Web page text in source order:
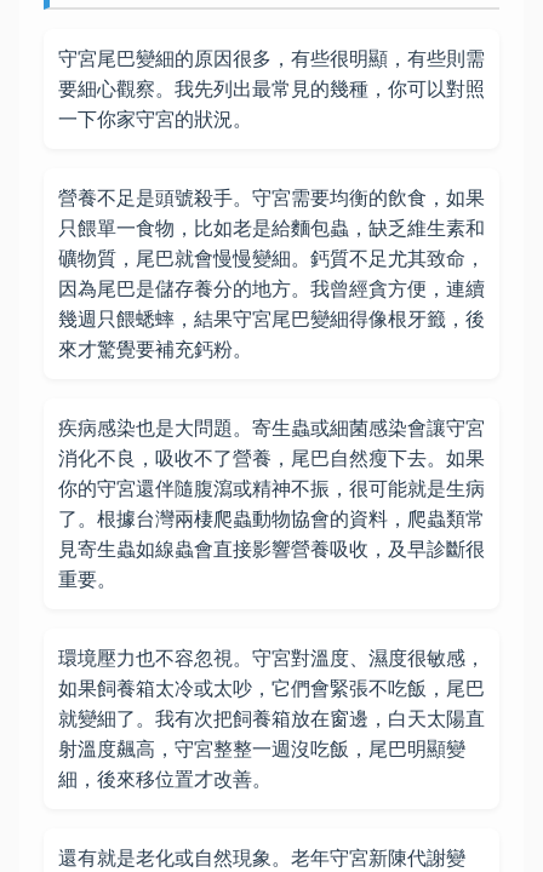
守宮尾巴變細的原因很多，有些很明顯，有些則需
要細心觀察。我先列出最常見的幾種，你可以對照
一下你家守宮的狀況。
營養不足是頭號殺手。守宮需要均衡的飲食，如果
只餵單一食物，比如老是給麵包蟲，缺乏維生素和
礦物質，尾巴就會慢慢變細。鈣質不足尤其致命，
因為尾巴是儲存養分的地方。我曾經貪方便，連續
幾週只餵蟋蟀，結果守宮尾巴變細得像根牙籤，後
來才驚覺要補充鈣粉。
疾病感染也是大問題。寄生蟲或細菌感染會讓守宮
消化不良，吸收不了營養，尾巴自然瘦下去。如果
你的守宮還伴隨腹瀉或精神不振，很可能就是生病
了。根據台灣兩棲爬蟲動物協會的資料，爬蟲類常
見寄生蟲如線蟲會直接影響營養吸收，及早診斷很
重要。
環境壓力也不容忽視。守宮對溫度、濕度很敏感，
如果飼養箱太冷或太吵，它們會緊張不吃飯，尾巴
就變細了。我有次把飼養箱放在窗邊，白天太陽直
射溫度飆高，守宮整整一週沒吃飯，尾巴明顯變
細，後來移位置才改善。
還有就是老化或自然現象。老年守宮新陳代謝變